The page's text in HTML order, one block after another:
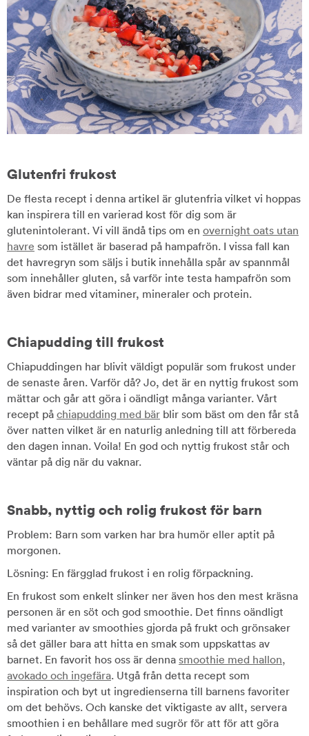
Glutenfri frukost
De flesta recept i denna artikel är glutenfria vilket vi hoppas
kan inspirera till en varierad kost för dig som är
glutenintolerant. Vi vill ändå tips om en overnight oats utan
havre som istället är baserad på hampafrön. I vissa fall kan
det havregryn som säljs i butik innehålla spår av spannmål
som innehåller gluten, så varför inte testa hampafrön som
även bidrar med vitaminer, mineraler och protein.
Chiapudding till frukost
Chiapuddingen har blivit väldigt populär som frukost under
de senaste åren. Varför då? Jo, det är en nyttig frukost som
mättar och går att göra i oändligt många varianter. Vårt
recept på chiapudding med bär blir som bäst om den får stå
över natten vilket är en naturlig anledning till att förbereda
den dagen innan. Voila! En god och nyttig frukost står och
väntar på dig när du vaknar.
Snabb, nyttig och rolig frukost för barn
Problem: Barn som varken har bra humör eller aptit på
morgonen.
Lösning: En färgglad frukost i en rolig förpackning.
En frukost som enkelt slinker ner även hos den mest kräsna
personen är en söt och god smoothie. Det finns oändligt
med varianter av smoothies gjorda på frukt och grönsaker
så det gäller bara att hitta en smak som uppskattas av
barnet. En favorit hos oss är denna smoothie med hallon,
avokado och ingefära. Utgå från detta recept som
inspiration och byt ut ingredienserna till barnens favoriter
om det behövs. Och kanske det viktigaste av allt, servera
smoothien i en behållare med sugrör för att för att göra